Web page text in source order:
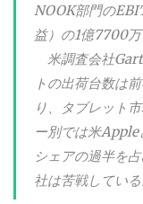
NOOK部門の
益）の1億7700万
米調査会社
トの出荷台数は
り、タブレット
ー別では米
シェアの過半を
社は苦戦している